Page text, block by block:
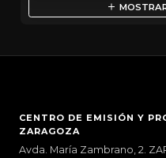
CENTRO DE EMISIÓN Y
ZARAGOZA
Avda. María Zambrano, 2.